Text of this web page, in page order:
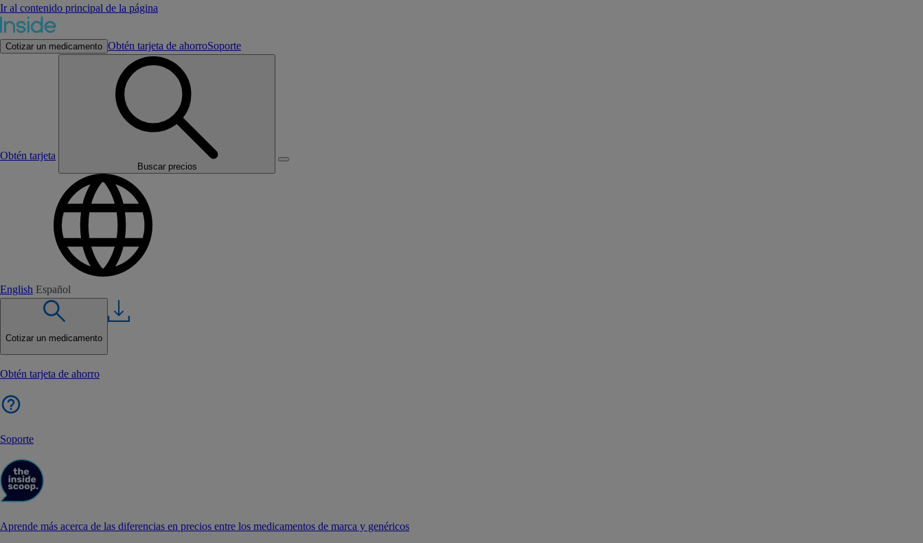
Ir al contenido principal de la página
Cotizar un medicamento Obtén tarjeta de ahorroSoporte
Obtén tarjeta
Buscar precios
English Español
Cotizar un medicamento
Obtén tarjeta de ahorro
Soporte
Aprende más acerca de las diferencias en precios entre los medicamentos de marca y genéricos